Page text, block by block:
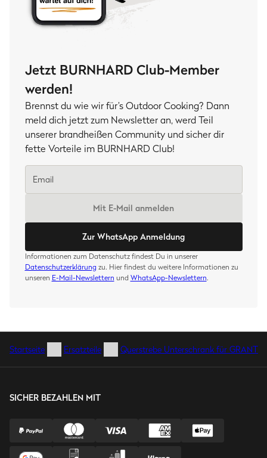
Jetzt BURNHARD Club-Member
werden!
Brennst du wie wir für’s Outdoor Cooking? Dann
meld dich jetzt zum Newsletter an, werd Teil
unserer brandheißen Community und sicher dir
fette Vorteile im BURNHARD Club!
Mit E-Mail anmelden
Zur WhatsApp Anmeldung
Informationen zum Datenschutz findest Du in unserer
Datenschutzerklärung zu. Hier findest du weitere Informationen zu
unseren E-Mail-Newslettern und WhatsApp-Newslettern.
Startseite Ersatzteile Querstrebe Unterschrank für GRANT
SICHER BEZAHLEN MIT